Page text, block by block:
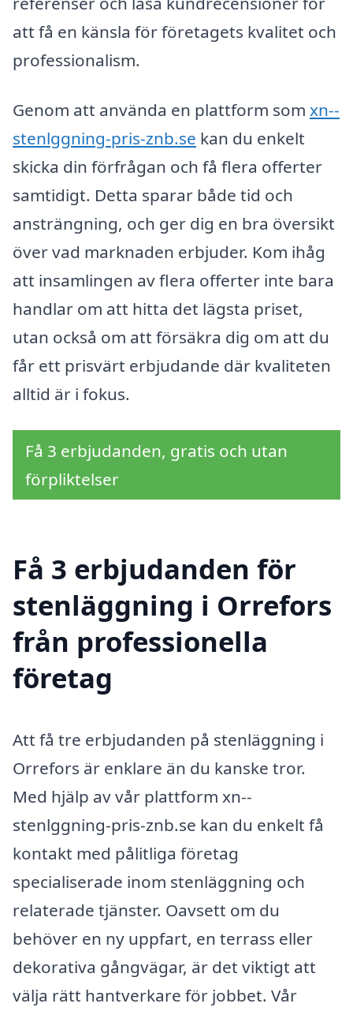
att få en känsla för företagets kvalitet och
professionalism.
Genom att använda en plattform som xn--
stenlggning-pris-znb.se kan du enkelt
skicka din förfrågan och få flera offerter
samtidigt. Detta sparar både tid och
ansträngning, och ger dig en bra översikt
över vad marknaden erbjuder. Kom ihåg
att insamlingen av flera offerter inte bara
handlar om att hitta det lägsta priset,
utan också om att försäkra dig om att du
får ett prisvärt erbjudande där kvaliteten
alltid är i fokus.
Få 3 erbjudanden, gratis och utan
förpliktelser
Få 3 erbjudanden för
stenläggning i Orrefors
från professionella
företag
Att få tre erbjudanden på stenläggning i
Orrefors är enklare än du kanske tror.
Med hjälp av vår plattform xn--
stenlggning-pris-znb.se kan du enkelt få
kontakt med pålitliga företag
specialiserade inom stenläggning och
relaterade tjänster. Oavsett om du
behöver en ny uppfart, en terrass eller
dekorativa gångvägar, är det viktigt att
välja rätt hantverkare för jobbet. Vår